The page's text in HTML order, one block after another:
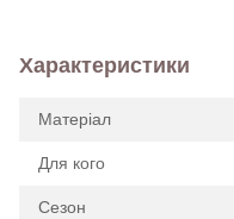
Характеристики
Матеріал
Для кого
Сезон